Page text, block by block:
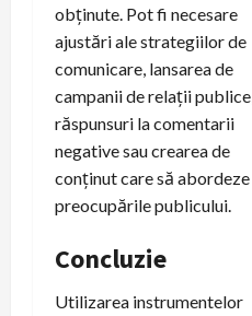
obținute. Pot fi necesare
ajustări ale strategiilor de
comunicare, lansarea de
campanii de relații publice,
răspunsuri la comentarii
negative sau crearea de
conținut care să abordeze
preocupările publicului.
Concluzie
Utilizarea instrumentelor